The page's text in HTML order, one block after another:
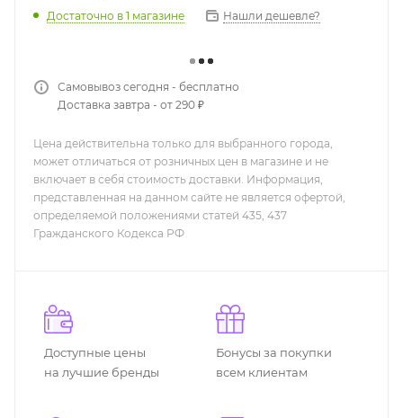
Достаточно в 1 магазине Нашли дешевле?
Самовывоз сегодня - бесплатно
Доставка завтра - от 290 ₽
Цена действительна только для выбранного города,
может отличаться от розничных цен в магазине и не
включает в себя стоимость доставки. Информация,
представленная на данном сайте не является офертой,
определяемой положениями статей 435, 437
Гражданского Кодекса РФ
Доступные цены
на лучшие бренды
Бонусы за покупки
всем клиентам